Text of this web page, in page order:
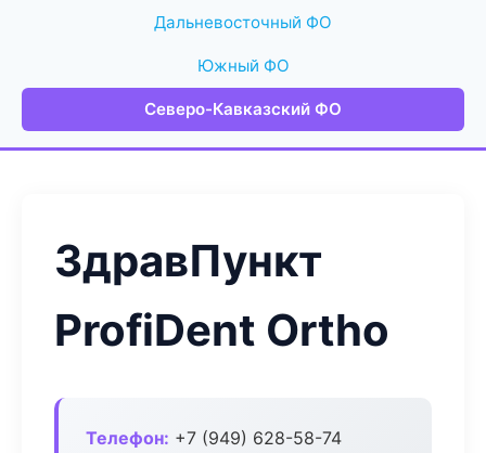
Дальневосточный ФО
Южный ФО
Северо-Кавказский ФО
ЗдравПункт
ProfiDent Ortho
Телефон: +7 (949) 628-58-74